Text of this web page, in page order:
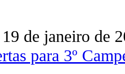
de janeiro de
para 3º